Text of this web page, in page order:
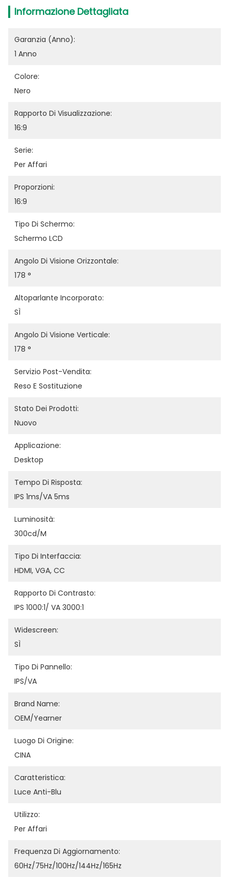
Informazione Dettagliata
Garanzia (anno):
1 Anno
Colore:
Nero
Rapporto Di Visualizzazione:
16:9
Serie:
Per Affari
Proporzioni:
16:9
Tipo Di Schermo:
Schermo LCD
Angolo Di Visione Orizzontale:
178 °
Altoparlante Incorporato:
SÌ
Angolo Di Visione Verticale:
178 °
Servizio Post-Vendita:
Reso E Sostituzione
Stato Dei Prodotti:
Nuovo
Applicazione:
Desktop
Tempo Di Risposta:
IPS 1ms/VA 5ms
Luminosità:
300cd/m
Tipo Di Interfaccia:
HDMI, VGA, CC
Rapporto Di Contrasto:
IPS 1000:1/ VA 3000:1
Widescreen:
SÌ
Tipo Di Pannello:
IPS/VA
Brand Name:
OEM/Yearner
Luogo Di Origine:
CINA
Caratteristica:
Luce Anti-Blu
Utilizzo:
Per Affari
Frequenza Di Aggiornamento:
60Hz/75Hz/100Hz/144Hz/165Hz